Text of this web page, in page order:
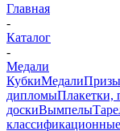
Главная
-
Каталог
-
Медали
КубкиМедалиПризы
дипломыПлакетки,
доскиВымпелы